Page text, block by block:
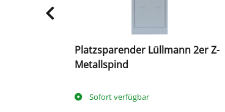
Platzsparender Lüllmann 2er Z-
Metallspind
Sofort verfügbar